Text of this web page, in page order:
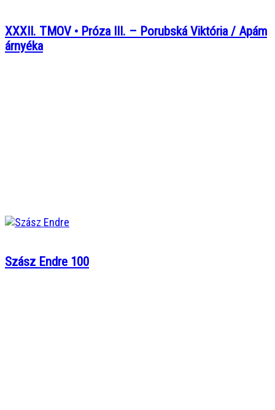
XXXII. TMOV • Próza III. – Porubská Viktória / Apám
árnyéka
Szász Endre 100